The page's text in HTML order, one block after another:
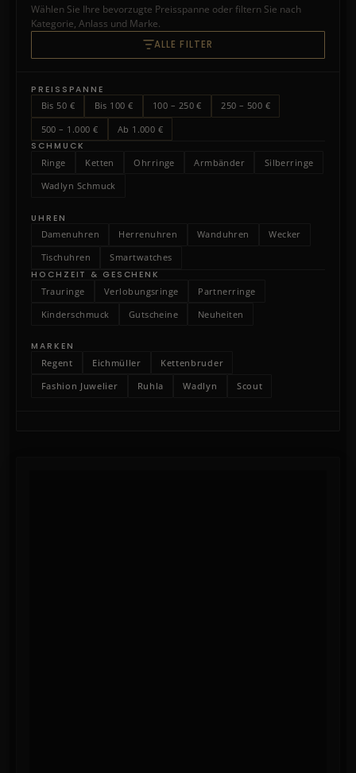
Wählen Sie Ihre bevorzugte Preisspanne oder filtern Sie nach
Kategorie, Anlass und Marke.
ALLE FILTER
PREISSPANNE
Bis 50 €
Bis 100 € 100 – 250 €
250 – 500 €
500 – 1.000 €
Ab 1.000 €
SCHMUCK
Ringe
Ketten Ohrringe Armbänder
Silberringe
Wadlyn Schmuck
UHREN
Damenuhren
Herrenuhren Wanduhren
Wecker
Tischuhren
Smartwatches
HOCHZEIT & GESCHENK
Trauringe
Verlobungsringe
Partnerringe
Kinderschmuck
Gutscheine Neuheiten
MARKEN
Regent
Eichmüller
Kettenbruder
Fashion Juwelier
Ruhla Wadlyn Scout